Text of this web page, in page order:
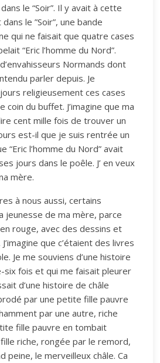
le “Soir”. Il y avait à cette
le ”Soir”, une bande
qui ne faisait que quatre cases
“Eric l’homme du Nord”.
Normands dont
parler depuis. Je
religieusement ces cases
coin du buffet. J’imagine que ma
cent mille fois de trouver un
est-il que je suis rentrée un
“Eric l’homme du Nord” avait
jours dans le poêle. J’ en veux
mère.
à nous aussi, certains
jeunesse de ma mère, parce
rouge, avec des dessins et
que c’étaient des livres
Je me souviens d’une histoire
six fois et qui me faisait pleurer
d’une histoire de châle
par une petite fille pauvre
par une autre, riche
fille pauvre en tombait
riche, rongée par le remord,
peine, le merveilleux châle. Ca